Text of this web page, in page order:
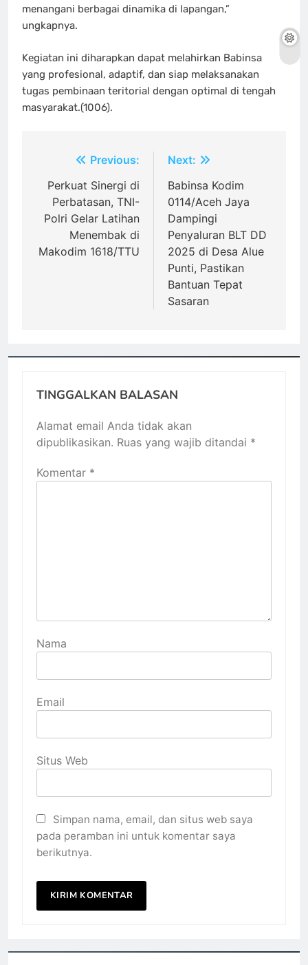
menangani berbagai dinamika di lapangan,”
ungkapnya.
Kegiatan ini diharapkan dapat melahirkan Babinsa
yang profesional, adaptif, dan siap melaksanakan
tugas pembinaan teritorial dengan optimal di tengah
masyarakat.(1006).
Navigasi
pos
Previous:
Perkuat Sinergi di
Perbatasan, TNI-
Polri Gelar Latihan
Menembak di
Makodim 1618/TTU
Next:
Babinsa Kodim
0114/Aceh Jaya
Dampingi
Penyaluran BLT DD
2025 di Desa Alue
Punti, Pastikan
Bantuan Tepat
Sasaran
TINGGALKAN BALASAN
Alamat email Anda tidak akan
dipublikasikan. Ruas yang wajib ditandai *
Komentar *
Nama
Email
Situs Web
Simpan nama, email, dan situs web saya
pada peramban ini untuk komentar saya
berikutnya.